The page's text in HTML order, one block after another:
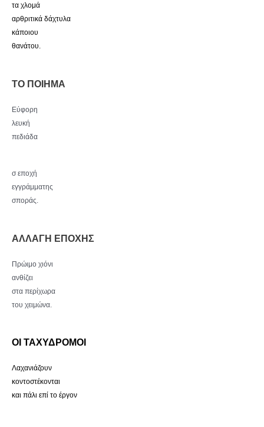
τα χλομά
αρθριτικά δάχτυλα
κάποιου
θανάτου.
ΤΟ ΠΟΙΗΜΑ
Εύφορη
λευκή
πεδιάδα
σ εποχή
εγγράμματης
σποράς.
ΑΛΛΑΓΗ ΕΠΟΧΗΣ
Πρώιμο χιόνι
ανθίζει
στα περίχωρα
του χειμώνα.
ΟΙ ΤΑΧΥΔΡΟΜΟΙ
Λαχανιάζουν
κοντοστέκονται
και πάλι επί το έργον